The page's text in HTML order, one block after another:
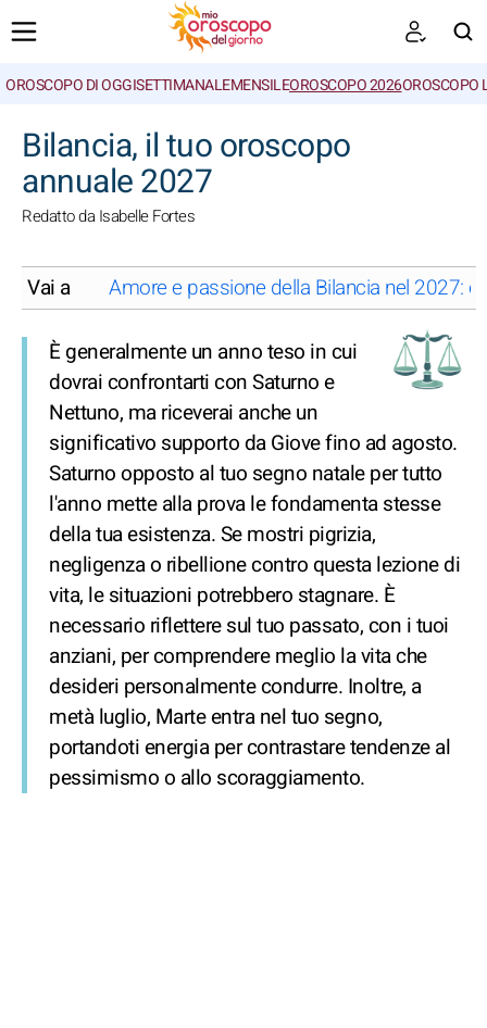
OROSCOPO DI OGGISETTIMANALEMENSILEOROSCOPO 2026OROSCOPO
Bilancia, il tuo oroscopo
annuale 2027
Redatto da Isabelle Fortes
Vai a Amore e passione della Bilancia nel 2027:
È generalmente un anno teso in cui
dovrai confrontarti con Saturno e
Nettuno, ma riceverai anche un
significativo supporto da Giove fino ad agosto.
Saturno opposto al tuo segno natale per tutto
l'anno mette alla prova le fondamenta stesse
della tua esistenza. Se mostri pigrizia,
negligenza o ribellione contro questa lezione di
vita, le situazioni potrebbero stagnare. È
necessario riflettere sul tuo passato, con i tuoi
anziani, per comprendere meglio la vita che
desideri personalmente condurre. Inoltre, a
metà luglio, Marte entra nel tuo segno,
portandoti energia per contrastare tendenze al
pessimismo o allo scoraggiamento.